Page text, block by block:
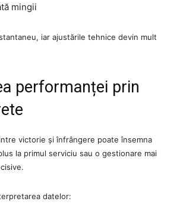
mingii
iar ajustările tehnice devin mult
performanței prin
victorie și înfrângere poate însemna
la primul serviciu sau o gestionare mai
datelor: